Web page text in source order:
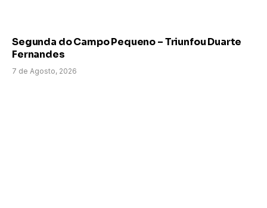
Segunda do Campo Pequeno – Triunfou Duarte
Fernandes
7 de Agosto, 2026